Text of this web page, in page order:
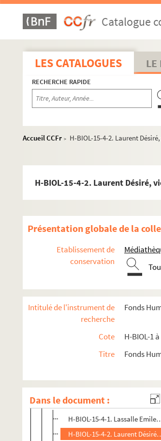
Catalogue
LES CATALOGUES LE
RECHERCHE RAPIDE
Accueil CCFr >
H-BIOL-15-4-2. Laurent
H-BIOL-15-4-2. Laurent Désiré,
Présentation globale de la
Etablissement de
conservation
Intitulé de l'instrument de
recherche
Fonds
Cote
H-BIOL-1
Titre
Fonds
Dans le document :
H-BIOL. Biographies de personnages
H-BIOL-1. Acheray à Benvignat
H-BIOL-2. Bere à Bouchée
H-BIOL-5. Collin à Darcy
H-BIOL-6. D'Assignies à D'Hondt
H-BIOL-7. Déjardin-Verkinder à Deliot
H-BIOL-8. De Lille à De Resbecque
H-BIOL-9. Deron à Desboeufs
H-BIOL-10. Deturck à Duhaut
H-BIOL-11. Dujardin à Faid'herbe
H-BIOL-12. Fabre à Georges
H-BIOL-13. Ghesquiere à Hallette
H-BIOL-14. Hedde à Kerteux
H-BIOL-15. Labbe à Lefebvre
H-BIOL-15-1. Labbe à Lallemand
H-BIOL-15-3. Lamblin à Lardinois
H-BIOL-15-4. Lassalle à Lavaine
H-BIOL-15-4-1. Lassalle Emile,
H-BIOL-15-4-2. Laurent Désiré,